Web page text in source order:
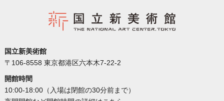
国立新美術館
〒106-8558 東京都港区六本木7-22-2
開館時間
10:00-18:00（入場は閉館の30分前まで）